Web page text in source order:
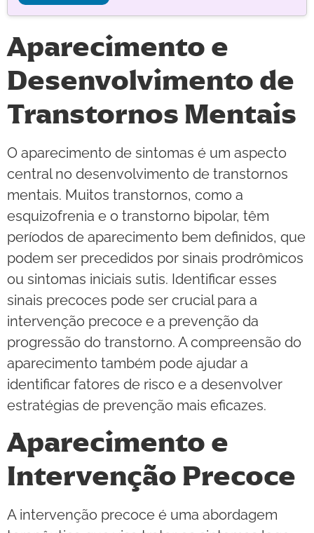
Aparecimento e
Desenvolvimento de
Transtornos Mentais
O aparecimento de sintomas é um aspecto
central no desenvolvimento de transtornos
mentais. Muitos transtornos, como a
esquizofrenia e o transtorno bipolar, têm
períodos de aparecimento bem definidos, que
podem ser precedidos por sinais prodrômicos
ou sintomas iniciais sutis. Identificar esses
sinais precoces pode ser crucial para a
intervenção precoce e a prevenção da
progressão do transtorno. A compreensão do
aparecimento também pode ajudar a
identificar fatores de risco e a desenvolver
estratégias de prevenção mais eficazes.
Aparecimento e
Intervenção Precoce
A intervenção precoce é uma abordagem